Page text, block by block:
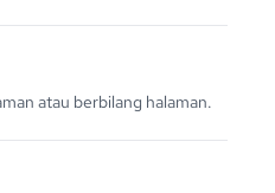
atau berbilang halaman.